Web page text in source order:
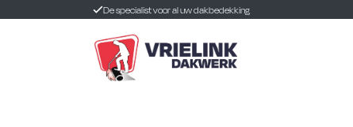
De specialist voor al uw dakbedekking